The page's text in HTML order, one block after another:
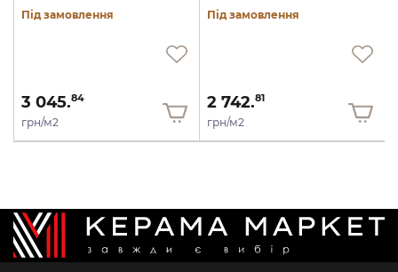
Під замовлення
3 045.84
грн/м2
Під замовлення
2 742.81
грн/м2